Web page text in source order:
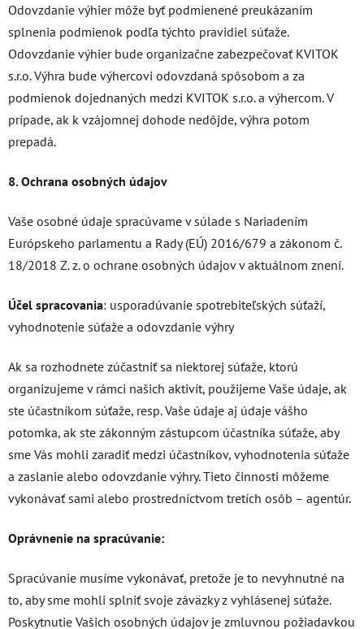
Odovzdanie výhier môže byť podmienené preukázaním
splnenia podmienok podľa týchto pravidiel súťaže.
Odovzdanie výhier bude organizačne zabezpečovať KVITOK
s.r.o. Výhra bude výhercovi odovzdaná spôsobom a za
podmienok dojednaných medzi KVITOK s.r.o. a výhercom. V
prípade, ak k vzájomnej dohode nedôjde, výhra potom
prepadá.
8. Ochrana osobných údajov
Vaše osobné údaje spracúvame v súlade s Nariadením
Európskeho parlamentu a Rady (EÚ) 2016/679 a zákonom č.
18/2018 Z. z. o ochrane osobných údajov v aktuálnom znení.
Účel spracovania: usporadúvanie spotrebiteľských súťaží,
vyhodnotenie súťaže a odovzdanie výhry
Ak sa rozhodnete zúčastniť sa niektorej súťaže, ktorú
organizujeme v rámci našich aktivít, použijeme Vaše údaje, ak
ste účastníkom súťaže, resp. Vaše údaje aj údaje vášho
potomka, ak ste zákonným zástupcom účastníka súťaže, aby
sme Vás mohli zaradiť medzi účastníkov, vyhodnotenia súťaže
a zaslanie alebo odovzdanie výhry. Tieto činnosti môžeme
vykonávať sami alebo prostredníctvom tretích osôb – agentúr.
Oprávnenie na spracúvanie:
Spracúvanie musíme vykonávať, pretože je to nevyhnutné na
to, aby sme mohli splniť svoje záväzky z vyhlásenej súťaže.
Poskytnutie Vašich osobných údajov je zmluvnou požiadavkou